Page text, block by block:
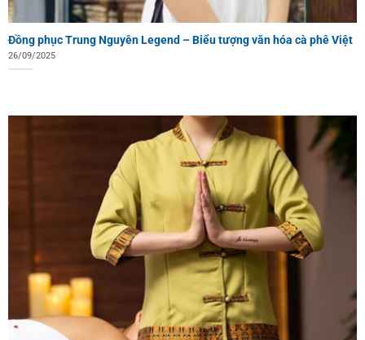
Đồng phục Trung Nguyên Legend – Biểu tượng văn hóa cà phê Việt
26/09/2025